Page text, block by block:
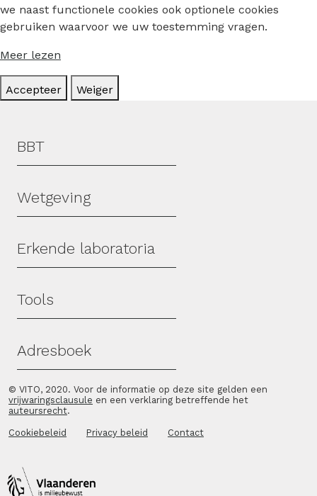
we naast functionele cookies ook optionele cookies
gebruiken waarvoor we uw toestemming vragen.
Meer lezen
Accepteer Weiger
Hoofdmenu
BBT
Wetgeving
Erkende laboratoria
Tools
Adresboek
© VITO, 2020. Voor de informatie op deze site gelden een
vrijwaringsclausule en een verklaring betreffende het
auteursrecht.
Cookiebeleid Privacy beleid Contact